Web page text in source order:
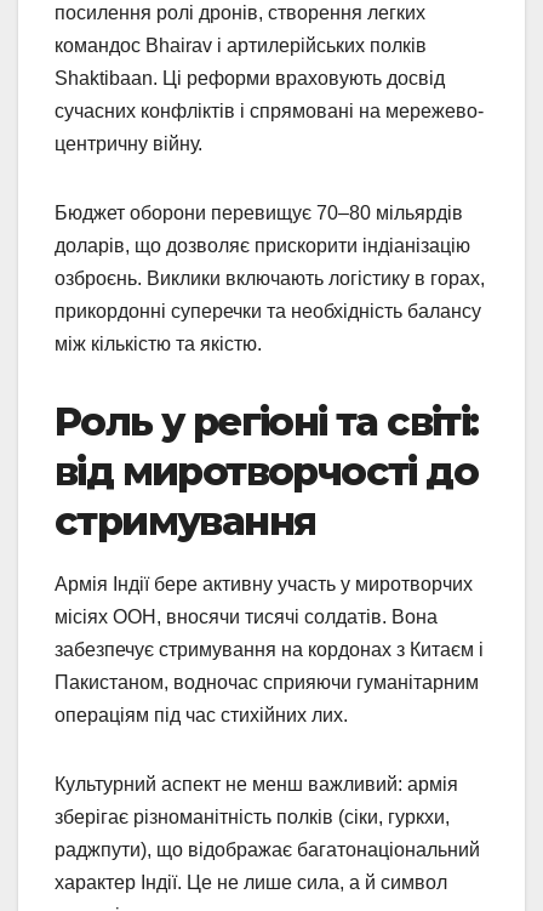
посилення ролі дронів, створення легких
командос Bhairav і артилерійських полків
Shaktibaan. Ці реформи враховують досвід
сучасних конфліктів і спрямовані на мережево-
центричну війну.
Бюджет оборони перевищує 70–80 мільярдів
доларів, що дозволяє прискорити індіанізацію
озброєнь. Виклики включають логістику в горах,
прикордонні суперечки та необхідність балансу
між кількістю та якістю.
Роль у регіоні та світі:
від миротворчості до
стримування
Армія Індії бере активну участь у миротворчих
місіях ООН, вносячи тисячі солдатів. Вона
забезпечує стримування на кордонах з Китаєм і
Пакистаном, водночас сприяючи гуманітарним
операціям під час стихійних лих.
Культурний аспект не менш важливий: армія
зберігає різноманітність полків (сіки, гуркхи,
раджпути), що відображає багатонаціональний
характер Індії. Це не лише сила, а й символ